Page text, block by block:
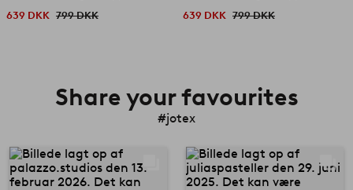
639 DKK 799 DKK
639 DKK 799 DKK
Share your favourites
#jotex